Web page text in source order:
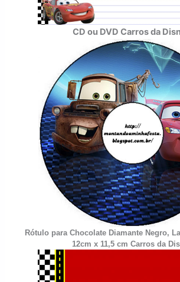
CD ou DVD Carros da
Rótulo para Chocolate Diamante Negro,
12cm x 11,5 cm Carros da